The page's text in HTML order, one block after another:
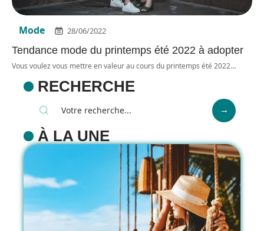
Mode 28/06/2022
Tendance mode du printemps été 2022 à adopter
Vous voulez vous mettre en valeur au cours du printemps été 2022…
RECHERCHE
À LA UNE